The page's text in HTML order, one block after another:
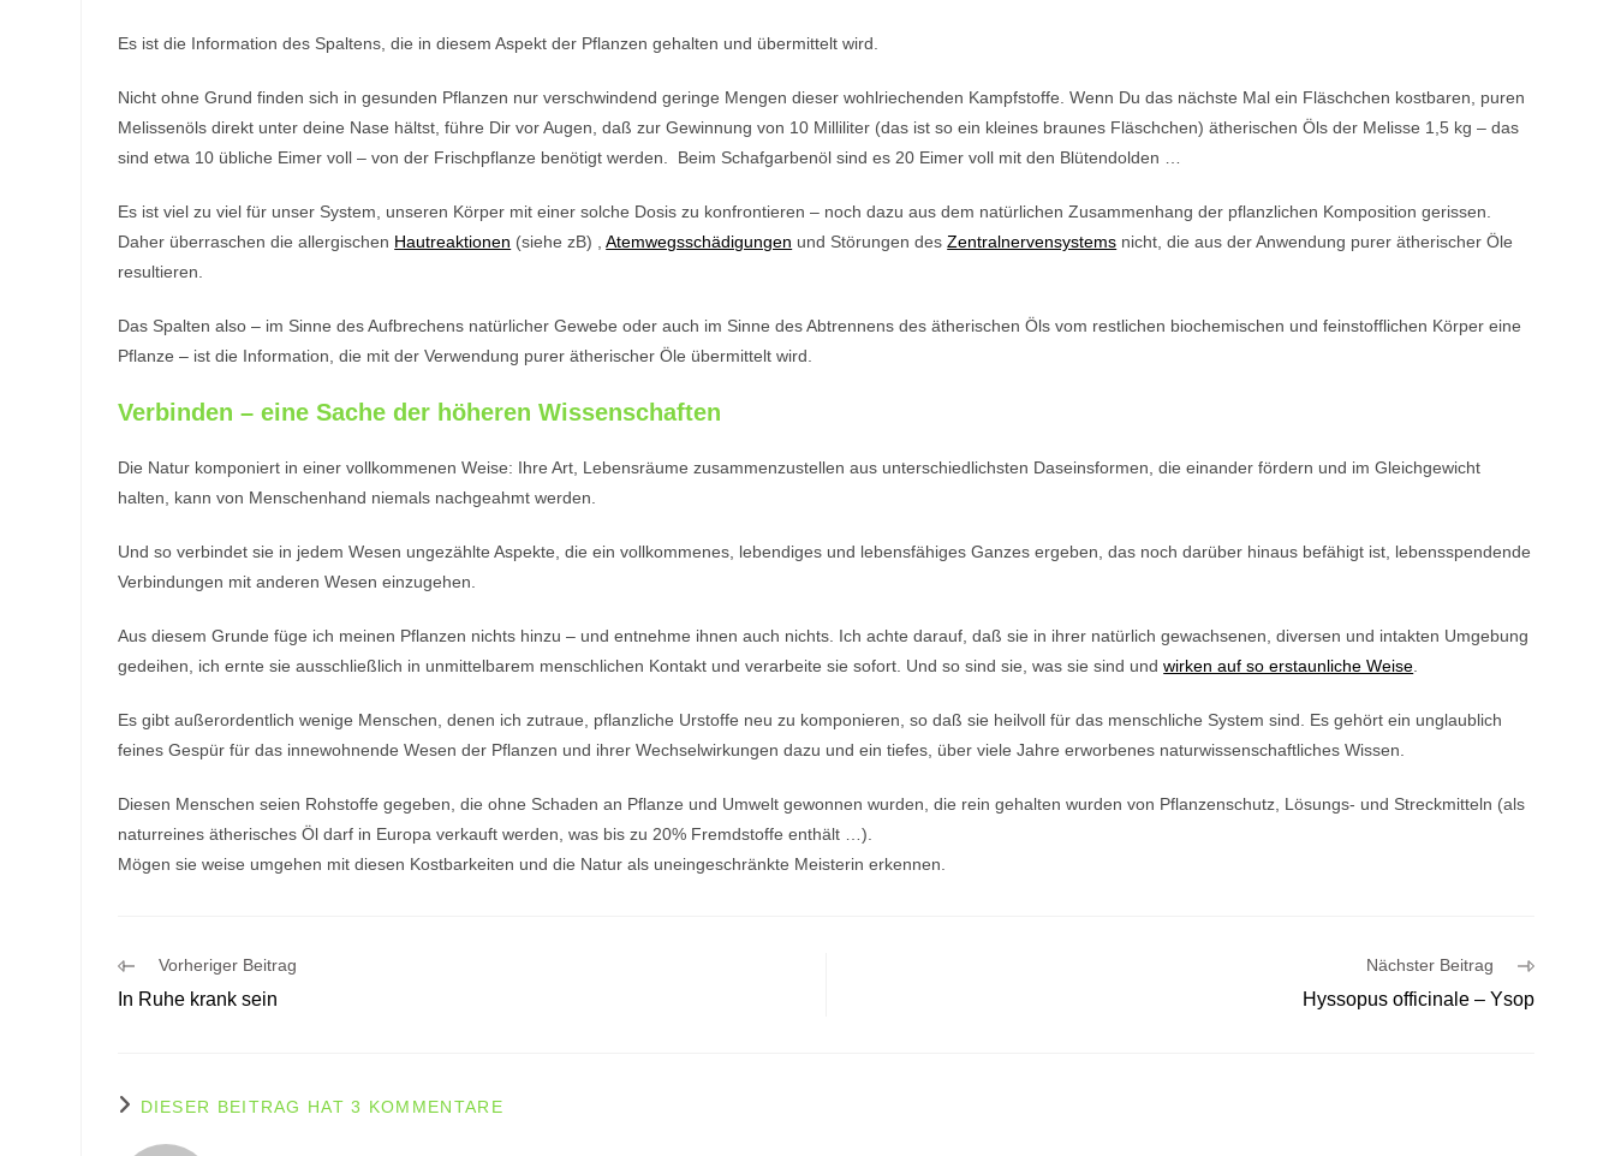
Es ist die Information des Spaltens, die in diesem Aspekt der Pflanzen gehalten und übermittelt wird.
Nicht ohne Grund finden sich in gesunden Pflanzen nur verschwindend geringe Mengen dieser wohlriechenden Kampfstoffe. Wenn Du das nächste Mal ein Fläschchen kostbaren, puren
Melissenöls direkt unter deine Nase hältst, führe Dir vor Augen, daß zur Gewinnung von 10 Milliliter (das ist so ein kleines braunes Fläschchen) ätherischen Öls der Melisse 1,5 kg – das
sind etwa 10 übliche Eimer voll – von der Frischpflanze benötigt werden. Beim Schafgarbenöl sind es 20 Eimer voll mit den Blütendolden …
Es ist viel zu viel für unser System, unseren Körper mit einer solche Dosis zu konfrontieren – noch dazu aus dem natürlichen Zusammenhang der pflanzlichen Komposition gerissen.
Daher überraschen die allergischen Hautreaktionen (siehe zB) ,Atemwegsschädigungen und Störungen desZentralnervensystems nicht, die aus der Anwendung purer ätherischer Öle
resultieren.
Das Spalten also – im Sinne des Aufbrechens natürlicher Gewebe oder auch im Sinne des Abtrennens des ätherischen Öls vom restlichen biochemischen und feinstofflichen Körper eine
Pflanze – ist die Information, die mit der Verwendung purer ätherischer Öle übermittelt wird.
Verbinden – eine Sache der höheren Wissenschaften
Die Natur komponiert in einer vollkommenen Weise: Ihre Art, Lebensräume zusammenzustellen aus unterschiedlichsten Daseinsformen, die einander fördern und im Gleichgewicht
halten, kann von Menschenhand niemals nachgeahmt werden.
Und so verbindet sie in jedem Wesen ungezählte Aspekte, die ein vollkommenes, lebendiges und lebensfähiges Ganzes ergeben, das noch darüber hinaus befähigt ist, lebensspendende
Verbindungen mit anderen Wesen einzugehen.
Aus diesem Grunde füge ich meinen Pflanzen nichts hinzu – und entnehme ihnen auch nichts. Ich achte darauf, daß sie in ihrer natürlich gewachsenen, diversen und intakten Umgebung
gedeihen, ich ernte sie ausschließlich in unmittelbarem menschlichen Kontakt und verarbeite sie sofort. Und so sind sie, was sie sind undwirken auf so erstaunliche Weise
Es gibt außerordentlich wenige Menschen, denen ich zutraue, pflanzliche Urstoffe neu zu komponieren, so daß sie heilvoll für das menschliche System sind. Es gehört ein unglaublich
feines Gespür für das innewohnende Wesen der Pflanzen und ihrer Wechselwirkungen dazu und ein tiefes, über viele Jahre erworbenes naturwissenschaftliches Wissen.
Diesen Menschen seien Rohstoffe gegeben, die ohne Schaden an Pflanze und Umwelt gewonnen wurden, die rein gehalten wurden von Pflanzenschutz, Lösungs- und Streckmitteln (als
naturreines ätherisches Öl darf in Europa verkauft werden, was bis zu 20% Fremdstoffe enthält …).
Mögen sie weise umgehen mit diesen Kostbarkeiten und die Natur als uneingeschränkte Meisterin erkennen.
Weitere
ansehen
Vorheriger Beitrag
In Ruhe krank sein
Nächster Beitrag
Hyssopus officinale – Ysop
DIESER BEITRAG HAT 3 KOMMENTARE